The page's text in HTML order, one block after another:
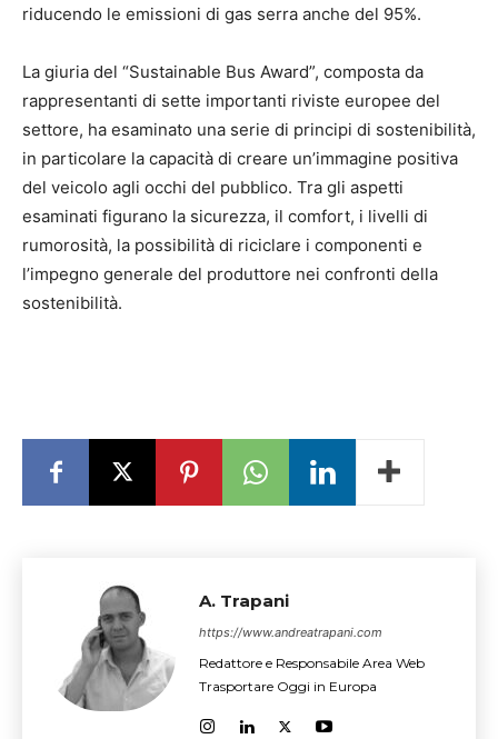
riducendo le emissioni di gas serra anche del 95%.
La giuria del “Sustainable Bus Award”, composta da
rappresentanti di sette importanti riviste europee del
settore, ha esaminato una serie di principi di sostenibilità,
in particolare la capacità di creare un’immagine positiva
del veicolo agli occhi del pubblico. Tra gli aspetti
esaminati figurano la sicurezza, il comfort, i livelli di
rumorosità, la possibilità di riciclare i componenti e
l’impegno generale del produttore nei confronti della
sostenibilità.
A. Trapani
https://www.andreatrapani.com
Redattore e Responsabile Area Web
Trasportare Oggi in Europa